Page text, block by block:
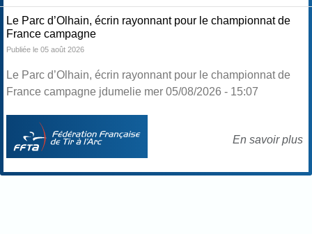
Le Parc d’Olhain, écrin rayonnant pour le championnat de
France campagne
Publiée le 05 août 2026
Le Parc d’Olhain, écrin rayonnant pour le championnat de
France campagne jdumelie mer 05/08/2026 - 15:07
En savoir plus